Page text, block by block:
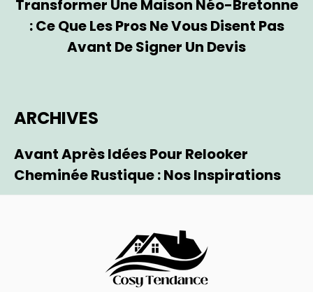
Transformer Une Maison Néo-Bretonne
: Ce Que Les Pros Ne Vous Disent Pas
Avant De Signer Un Devis
ARCHIVES
Avant Après Idées Pour Relooker
Cheminée Rustique : Nos Inspirations